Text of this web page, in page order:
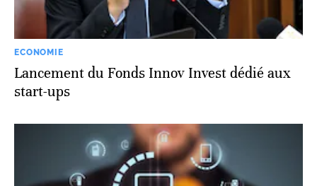
ECONOMIE
Lancement du Fonds Innov Invest dédié aux
start-ups